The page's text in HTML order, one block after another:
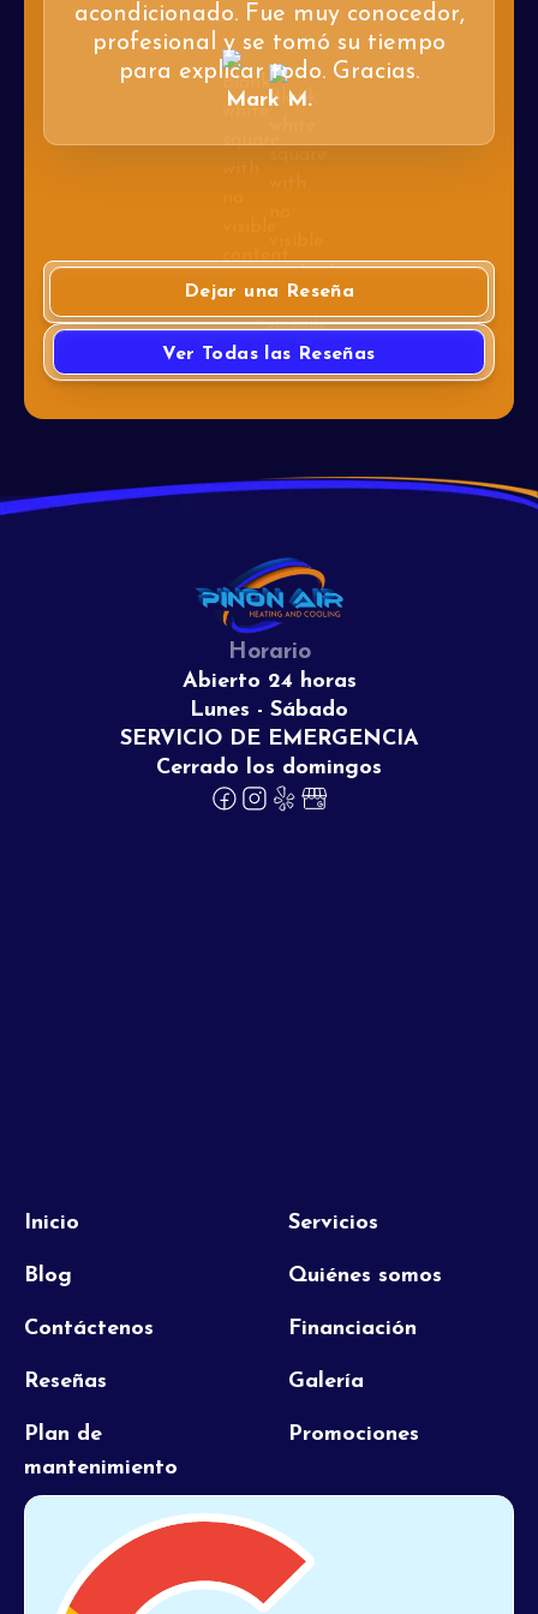
acondicionado. Fue muy conocedor,
profesional y se tomó su tiempo
para explicar todo. Gracias.
Mark M.
Dejar una Reseña
Ver Todas las Reseñas
Horario
Abierto 24 horas
Lunes - Sábado
SERVICIO DE EMERGENCIA
Cerrado los domingos
Inicio Servicios
Blog Quiénes somos
Contáctenos Financiación
Reseñas Galería
Plan de
mantenimiento
Promociones